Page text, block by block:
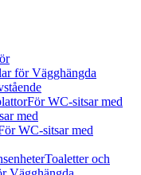
för Vägghängda
För WC-sitsar med
med
WC-sitsar med
Toaletter och